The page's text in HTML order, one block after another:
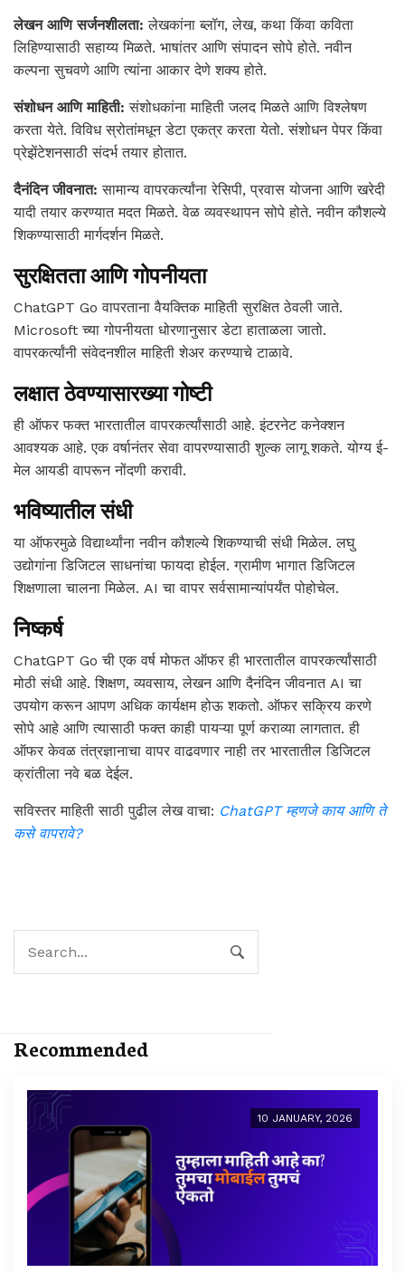
लेखन आणि सर्जनशीलता: लेखकांना ब्लॉग, लेख, कथा किंवा कविता
लिहिण्यासाठी सहाय्य मिळते. भाषांतर आणि संपादन सोपे होते. नवीन
कल्पना सुचवणे आणि त्यांना आकार देणे शक्य होते.
संशोधन आणि माहिती: संशोधकांना माहिती जलद मिळते आणि विश्लेषण
करता येते. विविध स्रोतांमधून डेटा एकत्र करता येतो. संशोधन पेपर किंवा
प्रेझेंटेशनसाठी संदर्भ तयार होतात.
दैनंदिन जीवनात: सामान्य वापरकर्त्यांना रेसिपी, प्रवास योजना आणि खरेदी
यादी तयार करण्यात मदत मिळते. वेळ व्यवस्थापन सोपे होते. नवीन कौशल्ये
शिकण्यासाठी मार्गदर्शन मिळते.
सुरक्षितता आणि गोपनीयता
ChatGPT Go वापरताना वैयक्तिक माहिती सुरक्षित ठेवली जाते.
Microsoft च्या गोपनीयता धोरणानुसार डेटा हाताळला जातो.
वापरकर्त्यांनी संवेदनशील माहिती शेअर करण्याचे टाळावे.
लक्षात ठेवण्यासारख्या गोष्टी
ही ऑफर फक्त भारतातील वापरकर्त्यांसाठी आहे. इंटरनेट कनेक्शन
आवश्यक आहे. एक वर्षानंतर सेवा वापरण्यासाठी शुल्क लागू शकते. योग्य ई-
मेल आयडी वापरून नोंदणी करावी.
भविष्यातील संधी
या ऑफरमुळे विद्यार्थ्यांना नवीन कौशल्ये शिकण्याची संधी मिळेल. लघु
उद्योगांना डिजिटल साधनांचा फायदा होईल. ग्रामीण भागात डिजिटल
शिक्षणाला चालना मिळेल. AI चा वापर सर्वसामान्यांपर्यंत पोहोचेल.
निष्कर्ष
ChatGPT Go ची एक वर्ष मोफत ऑफर ही भारतातील वापरकर्त्यांसाठी
मोठी संधी आहे. शिक्षण, व्यवसाय, लेखन आणि दैनंदिन जीवनात AI चा
उपयोग करून आपण अधिक कार्यक्षम होऊ शकतो. ऑफर सक्रिय करणे
सोपे आहे आणि त्यासाठी फक्त काही पायऱ्या पूर्ण कराव्या लागतात. ही
ऑफर केवळ तंत्रज्ञानाचा वापर वाढवणार नाही तर भारतातील डिजिटल
क्रांतीला नवे बळ देईल.
सविस्तर माहिती साठी पुढील लेख वाचा: ChatGPT म्हणजे काय आणि ते
कसे वापरावे?
Recommended
10 JANUARY, 2026